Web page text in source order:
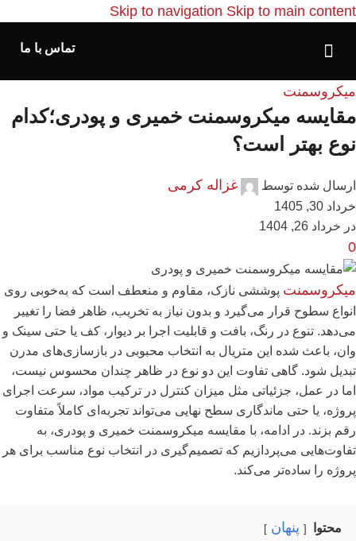
Skip to navigation Skip to main content
تماس با ما
میکروسمنت
مقایسه میکروسمنت خمیری و پودری؛کدام
نوع بهتر است؟
ارسال شده توسط غزاله کرمی
خرداد 30, 1405
در خرداد 26, 1404
0
میکروسمنت پوششی نازک، مقاوم و منعطف است که به‌خوبی روی
انواع سطوح قرار می‌گیرد و بدون نیاز به تخریب، ظاهر فضا را تغییر
می‌دهد. تنوع در رنگ، بافت و قابلیت اجرا بر دیوار، کف یا حتی سینک و
وان، باعث شده این متریال به انتخاب محبوبی در بازسازی‌های مدرن
تبدیل شود. گاهی تفاوت این دو نوع در ظاهر چندان محسوس نیست،
اما در عمل، جزئیاتی مثل میزان کنترل در ترکیب مواد، سرعت اجرای
پروژه، یا حتی ماندگاری سطح نهایی می‌تواند تجربه‌ای کاملاً متفاوت
رقم بزند. در ادامه، با مقایسه میکروسمنت خمیری و پودری، به
تفاوت‌هایی می‌پردازیم که تصمیم‌گیری در انتخاب نوع مناسب برای هر
پروژه را ساده‌تر می‌کند.
محتوا
پنهان